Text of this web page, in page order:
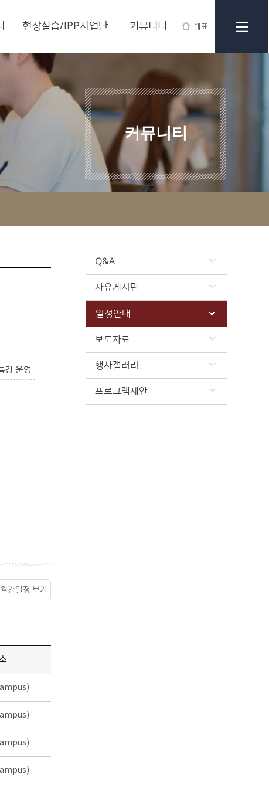
대표
현장실습/IPP사업단 커뮤니티
커뮤니티
Q&A
자유게시판
일정안내
보도자료
행사갤러리
프로그램제안
강 운영
월간일정 보기